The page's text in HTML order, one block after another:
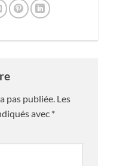
pas publiée. Les
avec *